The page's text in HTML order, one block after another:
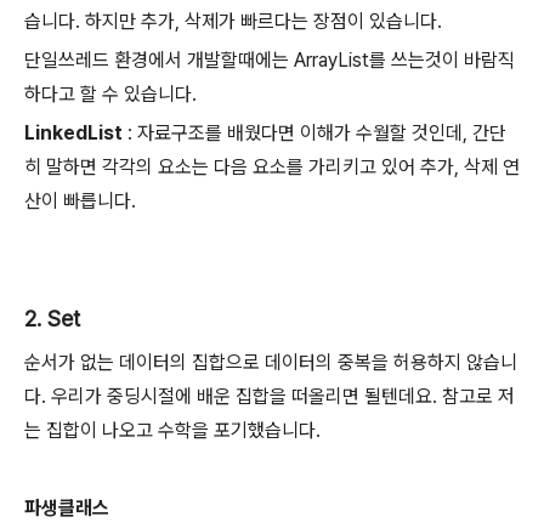
습니다. 하지만 추가, 삭제가 빠르다는 장점이 있습니다.
단일쓰레드 환경에서 개발할때에는 ArrayList를 쓰는것이 바람직
하다고 할 수 있습니다.
LinkedList : 자료구조를 배웠다면 이해가 수월할 것인데, 간단
히 말하면 각각의 요소는 다음 요소를 가리키고 있어 추가, 삭제 연
산이 빠릅니다.
2. Set
순서가 없는 데이터의 집합으로 데이터의 중복을 허용하지 않습니
다. 우리가 중딩시절에 배운 집합을 떠올리면 될텐데요. 참고로 저
는 집합이 나오고 수학을 포기했습니다.
파생클래스